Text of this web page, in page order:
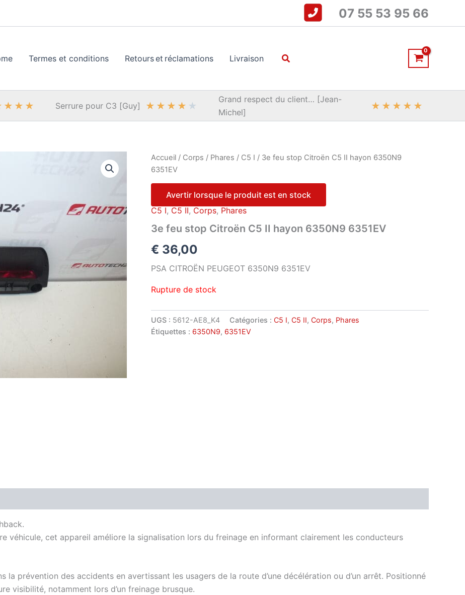
07 55 53 95 66
Termes et conditions Retours et réclamations Livraison Rechercher
★ ★ ★ Serrure pour C3 [Guy] ★ ★ ★ ★ ★
Grand respect du client… [Jean-
Michel]
★ ★ ★ ★ ★
Accueil / Corps / Phares / C5 I / 3e feu stop Citroën C5 II hayon 6350N9
6351EV
Avertir lorsque le produit est en stock
C5 I, C5 II, Corps, Phares
3e feu stop Citroën C5 II hayon 6350N9 6351EV
€ 36,00
PSA CITROËN PEUGEOT 6350N9 6351EV
Rupture de stock
UGS : 5612-AE8_K4 Catégories : C5 I, C5 II, Corps, Phares
Étiquettes : 6350N9, 6351EV
véhicule, cet appareil améliore la signalisation lors du freinage en informant clairement les conducteurs
la prévention des accidents en avertissant les usagers de la route d’une décélération ou d’un arrêt. Positionné
visibilité, notamment lors d’un freinage brusque.